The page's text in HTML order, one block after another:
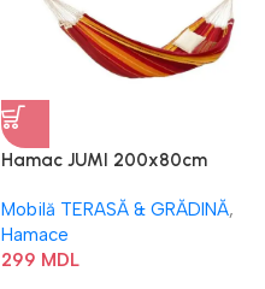
Hamac JUMI 200x80cm
Mobilă TERASĂ & GRĂDINĂ,
Hamace
299 MDL